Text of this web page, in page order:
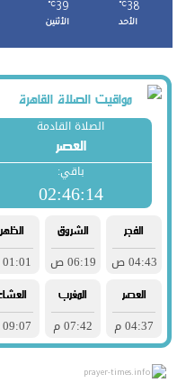
38
℃
الأحد
39
℃
الأثنين
prayer-times.info